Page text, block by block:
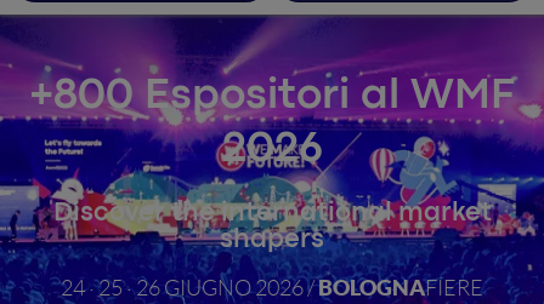
+800 Espositori al WMF
2026
Discover the international market
shapers
24 · 25 · 26 GIUGNO 2026 /BOLOGNAFIERE